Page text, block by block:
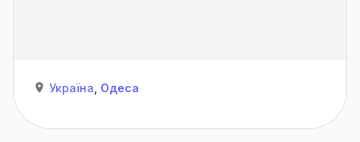
Україна Одеса